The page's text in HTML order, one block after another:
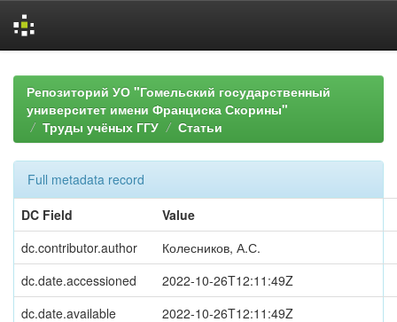
navigationРепозиторий УО "Гомельский государственный
университет имени Франциска Скорины"
Труды учёных ГГУ
Статьи
Full metadata record
DC Field
Value
dc.contributor.author
Колесников, А.С.
dc.date.accessioned
2022-10-26T12:11:49Z
dc.date.available
2022-10-26T12:11:49Z